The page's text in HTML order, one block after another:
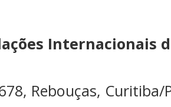
Internacionais
Rebouças, Curitiba/